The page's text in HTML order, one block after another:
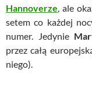
Hannoverze , ale
setem co każdej
numer. Jedynie
przez całą
niego).